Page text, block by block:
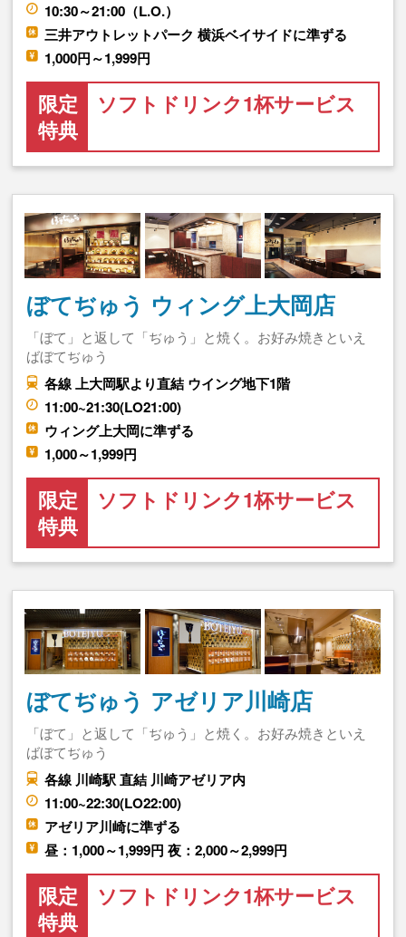
10:30～21:00（L.O.）
三井アウトレットパーク 横浜ベイサイドに準ずる
1,000円～1,999円
限定
特典
ソフトドリンク1杯サービス
ぼてぢゅう ウィング上大岡店
「ぼて」と返して「ぢゅう」と焼く。お好み焼きといえ
ばぼてぢゅう
各線 上大岡駅より直結 ウイング地下1階
11:00~21:30(LO21:00)
ウィング上大岡に準ずる
1,000～1,999円
限定
特典
ソフトドリンク1杯サービス
ぼてぢゅう アゼリア川崎店
「ぼて」と返して「ぢゅう」と焼く。お好み焼きといえ
ばぼてぢゅう
各線 川崎駅 直結 川崎アゼリア内
11:00~22:30(LO22:00)
アゼリア川崎に準ずる
昼：1,000～1,999円 夜：2,000～2,999円
限定
特典
ソフトドリンク1杯サービス